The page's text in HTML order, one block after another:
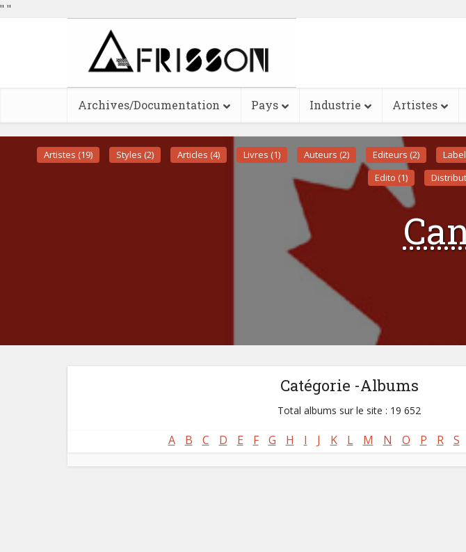
" "
Archives/Documentation Pays Industrie Artistes
Artistes (19) Styles (2) Articles (4) Livres (1) Auteurs (2) Editeurs (2)
Edito (1)
Catégorie -Albums
Total albums sur le site : 19 652
A B C D E F G H I J K L M N O P R S